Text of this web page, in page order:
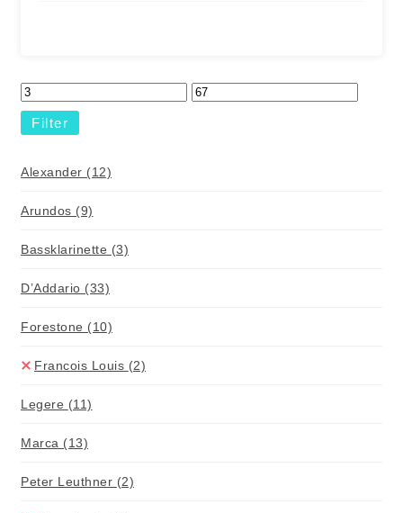
Filter
Alexander (12)
Arundos (9)
Bassklarinette (3)
D’Addario (33)
Forestone (10)
Francois Louis (2)
Legere (11)
Marca (13)
Peter Leuthner (2)